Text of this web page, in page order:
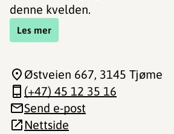
denne kvelden.
Les mer
Østveien 667, 3145 Tjøme
(+47) 45 12 35 16
Send e-post
Nettside